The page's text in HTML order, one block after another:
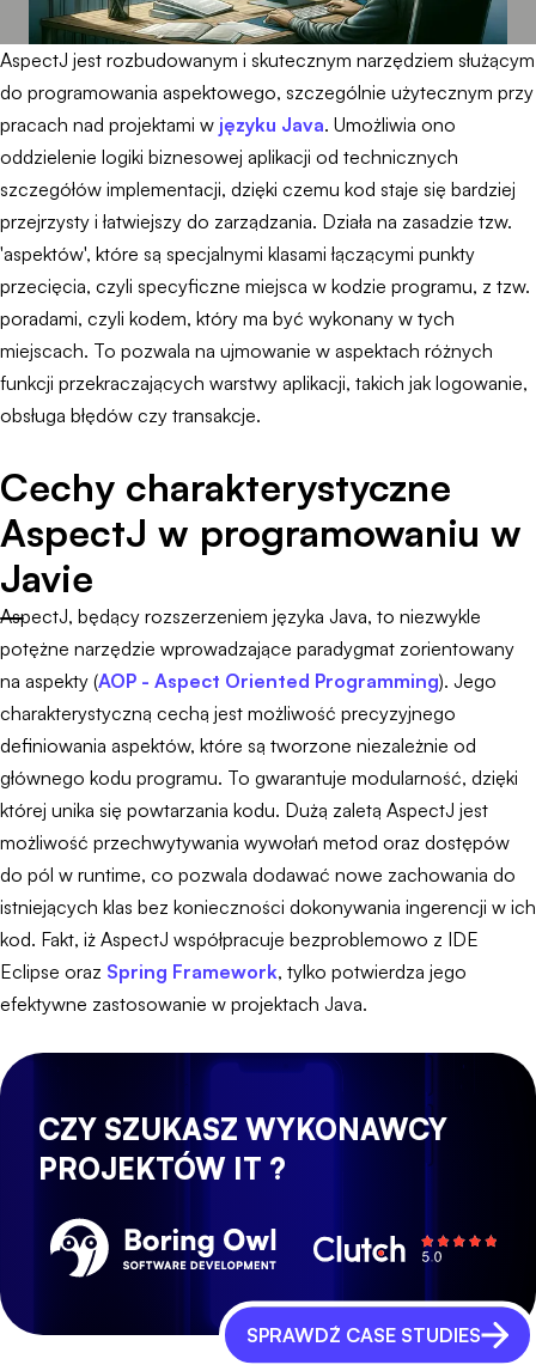
AspectJ jest rozbudowanym i skutecznym narzędziem służącym
do programowania aspektowego, szczególnie użytecznym przy
pracach nad projektami w języku Java. Umożliwia ono
oddzielenie logiki biznesowej aplikacji od technicznych
szczegółów implementacji, dzięki czemu kod staje się bardziej
przejrzysty i łatwiejszy do zarządzania. Działa na zasadzie tzw.
'aspektów', które są specjalnymi klasami łączącymi punkty
przecięcia, czyli specyficzne miejsca w kodzie programu, z tzw.
poradami, czyli kodem, który ma być wykonany w tych
miejscach. To pozwala na ujmowanie w aspektach różnych
funkcji przekraczających warstwy aplikacji, takich jak logowanie,
obsługa błędów czy transakcje.
Cechy charakterystyczne
AspectJ w programowaniu w
Javie
AspectJ, będący rozszerzeniem języka Java, to niezwykle
potężne narzędzie wprowadzające paradygmat zorientowany
na aspekty (AOP - Aspect Oriented Programming). Jego
charakterystyczną cechą jest możliwość precyzyjnego
definiowania aspektów, które są tworzone niezależnie od
głównego kodu programu. To gwarantuje modularność, dzięki
której unika się powtarzania kodu. Dużą zaletą AspectJ jest
możliwość przechwytywania wywołań metod oraz dostępów
do pól w runtime, co pozwala dodawać nowe zachowania do
istniejących klas bez konieczności dokonywania ingerencji w ich
kod. Fakt, iż AspectJ współpracuje bezproblemowo z IDE
Eclipse oraz Spring Framework, tylko potwierdza jego
efektywne zastosowanie w projektach Java.
CZY SZUKASZ WYKONAWCY
PROJEKTÓW IT ?
SPRAWDŹ CASE STUDIES